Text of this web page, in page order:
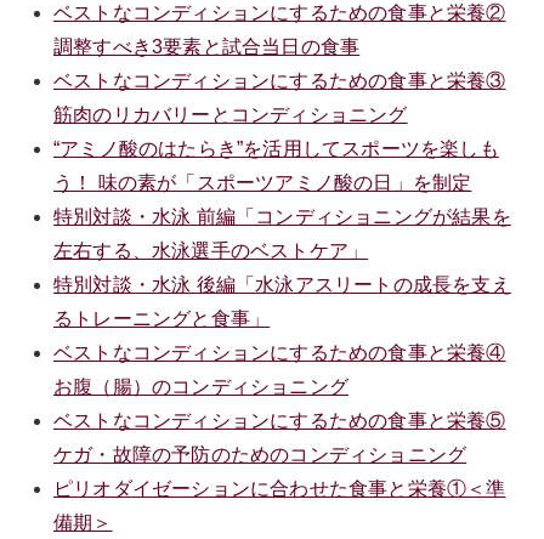
ベストなコンディションにするための食事と栄養②
調整すべき3要素と試合当日の食事
ベストなコンディションにするための食事と栄養③
筋肉のリカバリーとコンディショニング
“アミノ酸のはたらき”を活用してスポーツを楽しも
う！ 味の素が「スポーツアミノ酸の日」を制定
特別対談・水泳 前編「コンディショニングが結果を
左右する、水泳選手のベストケア」
特別対談・水泳 後編「水泳アスリートの成長を支え
るトレーニングと食事」
ベストなコンディションにするための食事と栄養④
お腹（腸）のコンディショニング
ベストなコンディションにするための食事と栄養⑤
ケガ・故障の予防のためのコンディショニング
ピリオダイゼーションに合わせた食事と栄養①＜準
備期＞